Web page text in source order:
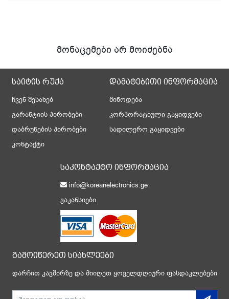
მონაცემები არ მოიძებნა
საიტის რუქა
ჩვენ შესახებ
გარანტიის პირობები
დაბრუნების პირობები
კონტაქტი
დამატებითი ინფორმაცია
მიწოდება
კორპორატიული გაყიდვები
სადილერო გაყიდვები
საკონტაქტო ინფორმაცია
info@koreanelectronics.ge
ვაკანსიები
გამოიწერეთ სიახლეები
დარჩით კავშირზე და მიიღეთ ყოველდღიური ფასდაკლებები